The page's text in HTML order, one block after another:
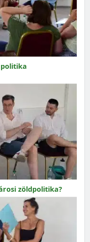
politika
zöldpolitika?